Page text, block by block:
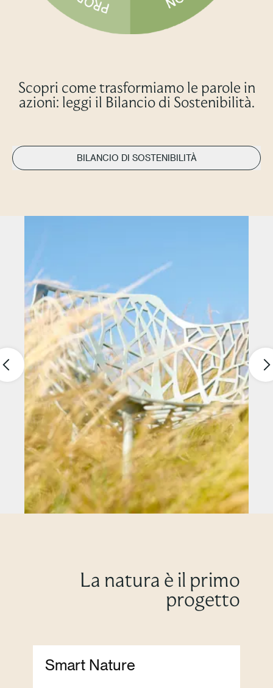
Scopri come trasformiamo le parole in
azioni: leggi il Bilancio di Sostenibilità.
BILANCIO DI SOSTENIBILITÀ
La natura è il primo
progetto
Smart Nature